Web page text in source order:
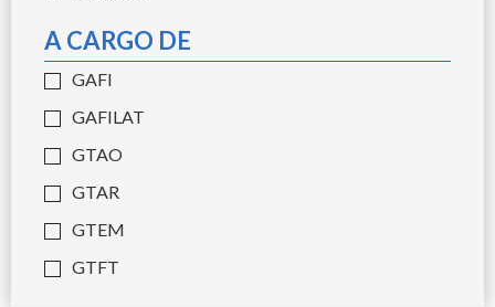
A CARGO DE
GAFI
GAFILAT
GTAO
GTAR
GTEM
GTFT